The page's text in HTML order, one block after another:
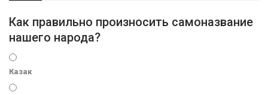
Как правильно произносить самоназвание
нашего народа?
Казак